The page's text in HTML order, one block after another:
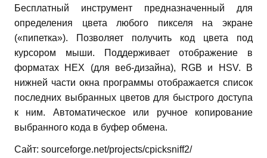
Бесплатный инструмент предназначенный для
определения цвета любого пикселя на экране
(«пипетка»). Позволяет получить код цвета под
курсором мыши. Поддерживает отображение в
форматах HEX (для веб-дизайна), RGB и HSV. В
нижней части окна программы отображается список
последних выбранных цветов для быстрого доступа
к ним. Автоматическое или ручное копирование
выбранного кода в буфер обмена.
Сайт: sourceforge.net/projects/cpicksniff2/